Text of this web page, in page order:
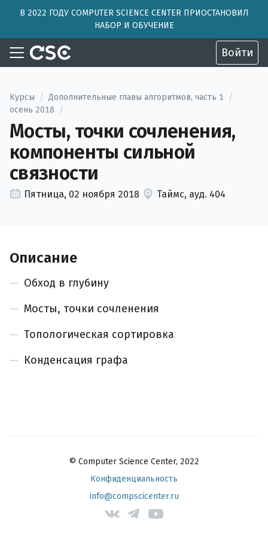
В 2022 ГОДУ COMPUTER SCIENCE CENTER ПРИОСТАНОВИЛ
НАБОР И ОБУЧЕНИЕ
Войти
Курсы / Дополнительные главы алгоритмов, часть 1
/
осень 2018
/
Мосты, точки сочленения,
компоненты сильной
связности
Пятница, 02 ноября 2018 Таймс, ауд. 404
Описание
Обход в глубину
Мосты, точки сочленения
Топологическая сортировка
Конденсация графа
© Computer Science Center, 2022
Конфиденциальность
info@compscicenter.ru